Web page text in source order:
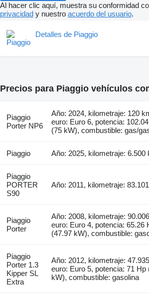
Al hacer clic aquí, muestra su conformidad
privacidad y nuestro acuerdo del usuario.
Detalles de Piaggio
Precios para Piaggio vehículos
Piaggio
Porter NP6
Año: 2024, kilometraje: 120
euro: Euro 6, potencia:
(75 kW), combustible: gas/
Piaggio Año: 2025, kilometraje: 6.500
Piaggio
PORTER
S90
Año: 2011, kilometraje:
Piaggio
Porter
Año: 2008, kilometraje:
euro: Euro 4, potencia: 65.26
(47.97 kW), combustible:
Piaggio
Porter 1.3
Kipper SL
Extra
Año: 2012, kilometraje:
euro: Euro 5, potencia: 71 Hp
kW), combustible: gasolina